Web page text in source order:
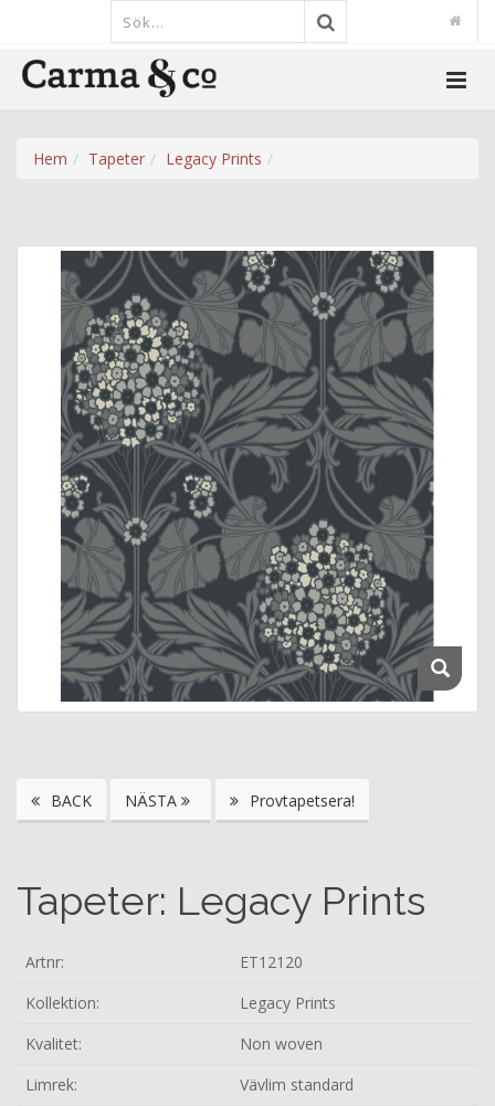
Hem Tapeter Legacy Prints
BACK NÄSTA Provtapetsera!
Tapeter: Legacy Prints
Artnr:
ET12120
Kollektion:
Legacy Prints
Kvalitet:
Non woven
Limrek:
Vävlim standard